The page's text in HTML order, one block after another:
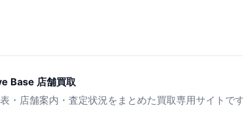
Base 店舗買取
・店舗案内・査定状況をまとめた買取専用サイトです